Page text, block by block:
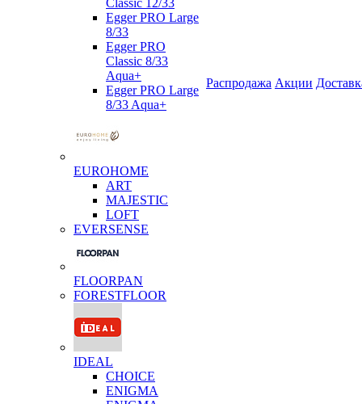
Classic 12/33
Egger PRO Large
8/33
Egger PRO
Classic 8/33
Aqua+
Egger PRO Large
8/33 Aqua+
EUROHOME
ART
MAJESTIC
LOFT
EVERSENSE
FLOORPAN
FORESTFLOOR
IDEAL
CHOICE
ENIGMA
Распродажа Акции